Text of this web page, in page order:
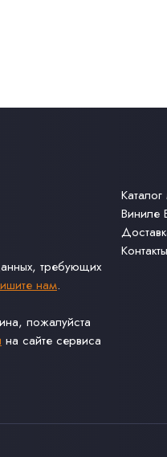
требующих
нам.
пожалуйста
на сайте сервиса
Виниле
Контакты